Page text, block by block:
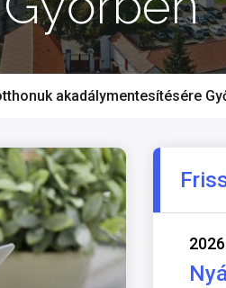
akadálymentesítésére